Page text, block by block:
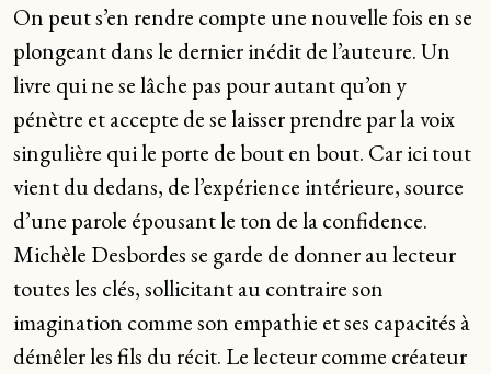
On peut s’en rendre compte une nouvelle fois en se
plongeant dans le dernier inédit de l’auteure. Un
livre qui ne se lâche pas pour autant qu’on y
pénètre et accepte de se laisser prendre par la voix
singulière qui le porte de bout en bout. Car ici tout
vient du dedans, de l’expérience intérieure, source
d’une parole épousant le ton de la confidence.
Michèle Desbordes se garde de donner au lecteur
toutes les clés, sollicitant au contraire son
imagination comme son empathie et ses capacités à
démêler les fils du récit. Le lecteur comme créateur